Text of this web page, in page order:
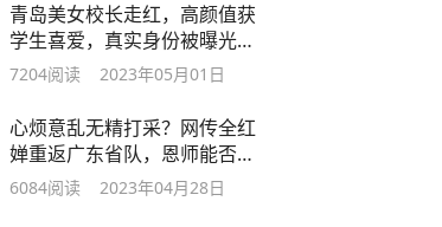
青岛美女校长走红，高颜值获
学生喜爱，真实身份被曝光引
网友争议
7204阅读 2023年05月01日
心烦意乱无精打采？网传全红
婵重返广东省队，恩师能否助
她渡难关
6084阅读 2023年04月28日